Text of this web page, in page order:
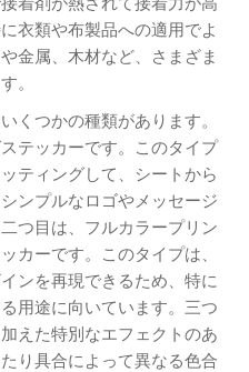
衣類や布製品への適用でよ
金属、木材など、さまざま
。
くつかの種類があります。
テッカーです。このタイプ
ティングして、シートから
ンプルなロゴやメッセージ
つ目は、フルカラープリン
カーです。このタイプは、
ンを再現できるため、特に
用途に向いています。三つ
えた特別なエフェクトのあ
り具合によって異なる色合